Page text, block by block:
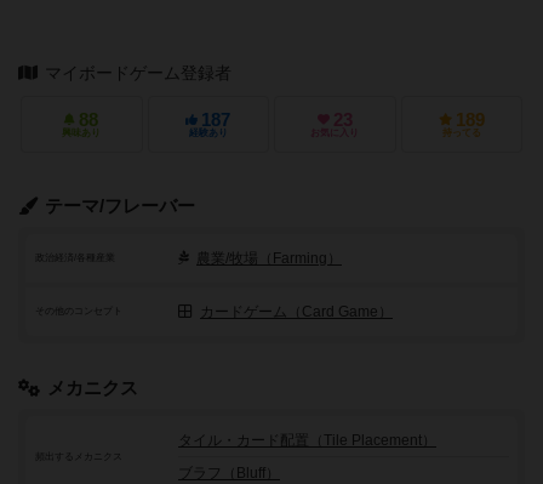
マイボードゲーム登録者
88
興味あり
187
経験あり
23
お気に入り
189
持ってる
テーマ/フレーバー
政治経済/各種産業 農業/牧場（Farming）
その他のコンセプト カードゲーム（Card Game）
メカニクス
頻出するメカニクス
タイル・カード配置（Tile Placement）
ブラフ（Bluff）